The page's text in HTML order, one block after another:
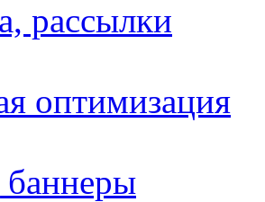
рассылки
оптимизация
баннеры